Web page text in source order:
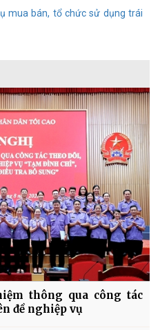
mua bán, tổ chức sử dụng trái
thông qua công tác
đề nghiệp vụ